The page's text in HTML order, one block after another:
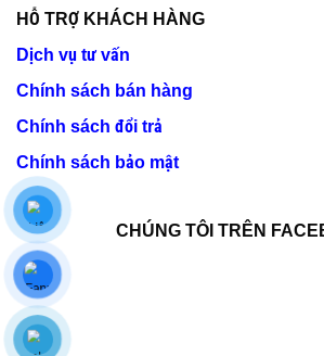
HỖ TRỢ KHÁCH HÀNG
Dịch vụ tư vấn
Chính sách bán hàng
Chính sách đổi trả
Chính sách bảo mật
CHÚNG TÔI TRÊN